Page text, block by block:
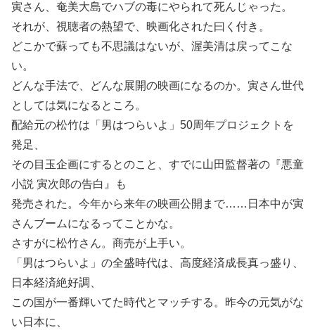
寅さん、奄美大島でハブの毒にやられて死んじゃった。
それが、視聴者の熱望で、映画化された曰く付き。
どこかで蘇っても不思議はないが、渥美清は戻ってこな
い。
どんな手法で、どんな展開の映画になるのか。寅さん世代
としては気になるところ。
配給元の松竹は「男はつらいよ」50周年プロジェクトを
発足、
その目玉企画にするとのこと、すでに山田監督著の『悪童
小説 寅次郎の告白』も
発売された。今年から来年の映画公開まで……日本中が寅
さんブームになるってことかな。
さすがに松竹さん。商売が上手い。
「男はつらいよ」の全盛時代は、高度経済成長真っ盛り、
日本経済絶好調、
この国が一番輝いてた時代とマッチする。昨今の元気がな
い日本に、